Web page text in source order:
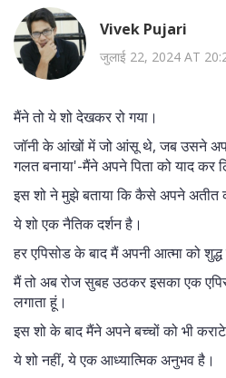
Vivek Pujari
जुलाई 22, 2024 AT
मैंने तो ये शो देखकर रो गया।
जॉनी के आंखों में जो आंसू थे, जब उसने
गलत बनाया'-मैंने अपने पिता को याद कर
इस शो ने मुझे बताया कि कैसे अपने अतीत
ये शो एक नैतिक दर्शन है।
हर एपिसोड के बाद मैं अपनी आत्मा को
मैं तो अब रोज सुबह उठकर इसका एक
लगाता हूं।
इस शो के बाद मैंने अपने बच्चों को भी
ये शो नहीं, ये एक आध्यात्मिक अनुभव है।